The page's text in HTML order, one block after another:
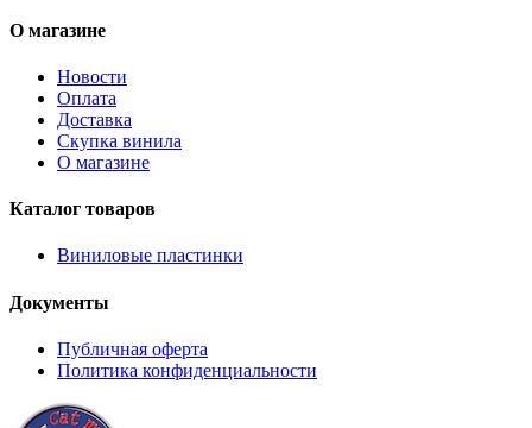
О магазине
Новости
Оплата
Доставка
Скупка винила
О магазине
Каталог товаров
Виниловые пластинки
Документы
Публичная оферта
Политика конфиденциальности